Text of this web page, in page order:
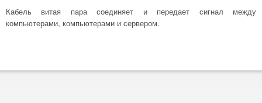
Кабель витая пара соединяет и передает сигнал между
компьютерами, компьютерами и сервером.